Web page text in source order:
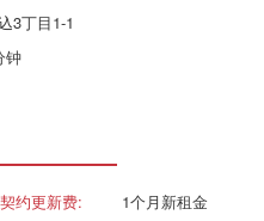
3丁目1-1
钟
契约更新费:
1个月新租金